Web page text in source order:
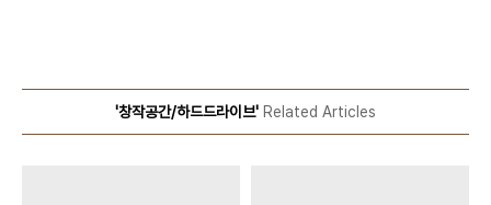
'창작공간/하드드라이브' Related Articles